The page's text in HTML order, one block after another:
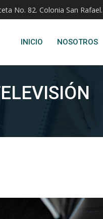
No. 82. Colonia San Rafael.
INICIO NOSOTROS